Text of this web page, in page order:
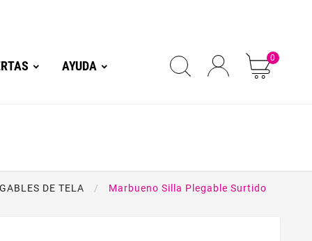
AYUDA
0
DE TELA Marbueno Silla Plegable Surtido